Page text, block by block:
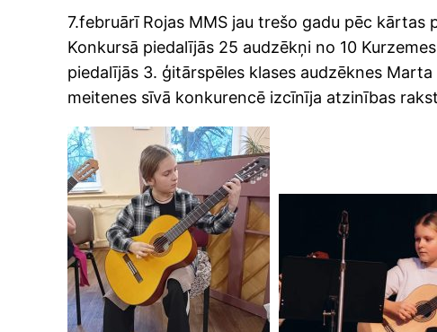
7.februārī Rojas MMS jau trešo gadu pēc kārtas
Konkursā piedalījās 25 audzēkņi no 10
piedalījās 3. ģitārspēles klases audzēknes
meitenes sīvā konkurencē izcīnīja atzinības